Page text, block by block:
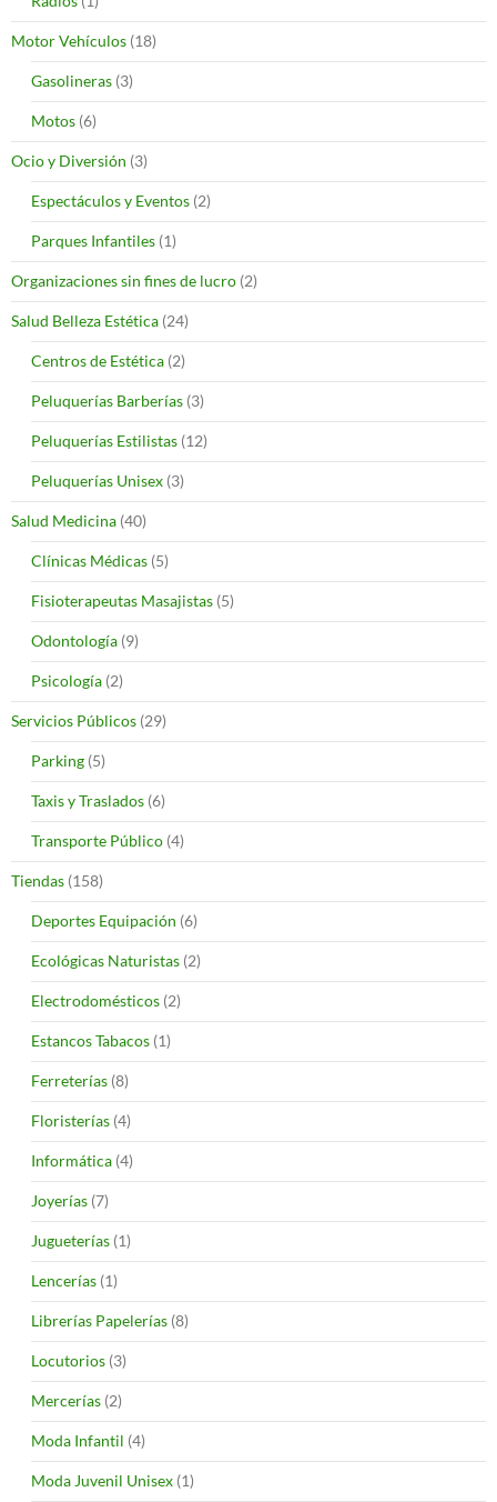
Motor Vehículos (18)
Gasolineras (3)
Motos (6)
Ocio y Diversión (3)
Espectáculos y Eventos (2)
Parques Infantiles (1)
Organizaciones sin fines de lucro (2)
Salud Belleza Estética (24)
Centros de Estética (2)
Peluquerías Barberías (3)
Peluquerías Estilistas (12)
Peluquerías Unisex (3)
Salud Medicina (40)
Clínicas Médicas (5)
Fisioterapeutas Masajistas (5)
Odontología (9)
Psicología (2)
Servicios Públicos (29)
Parking (5)
Taxis y Traslados (6)
Transporte Público (4)
Tiendas (158)
Deportes Equipación (6)
Ecológicas Naturistas (2)
Electrodomésticos (2)
Estancos Tabacos (1)
Ferreterías (8)
Floristerías (4)
Informática (4)
Joyerías (7)
Jugueterías (1)
Lencerías (1)
Librerías Papelerías (8)
Locutorios (3)
Mercerías (2)
Moda Infantil (4)
Moda Juvenil Unisex (1)